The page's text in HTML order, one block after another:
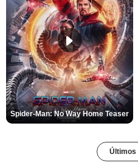
Spider-Man: No Way Home Teaser
Últimos